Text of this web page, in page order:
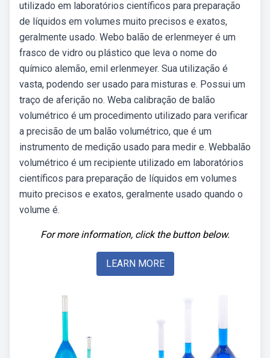
utilizado em laboratórios científicos para preparação
de líquidos em volumes muito precisos e exatos,
geralmente usado. Webo balão de erlenmeyer é um
frasco de vidro ou plástico que leva o nome do
químico alemão, emil erlenmeyer. Sua utilização é
vasta, podendo ser usado para misturas e. Possui um
traço de aferição no. Weba calibração de balão
volumétrico é um procedimento utilizado para verificar
a precisão de um balão volumétrico, que é um
instrumento de medição usado para medir e. Webbalão
volumétrico é um recipiente utilizado em laboratórios
científicos para preparação de líquidos em volumes
muito precisos e exatos, geralmente usado quando o
volume é.
For more information, click the button below.
LEARN MORE